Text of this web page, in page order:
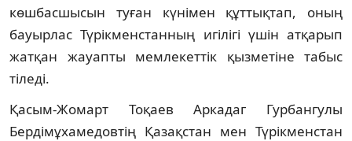
көшбасшысын туған күнімен құттықтап, оның
бауырлас Түрікменстанның игілігі үшін атқарып
жатқан жауапты мемлекеттік қызметіне табыс
тіледі.
Қасым-Жомарт Тоқаев Аркадаг Гурбангулы
Бердімұхамедовтің Қазақстан мен Түрікменстан